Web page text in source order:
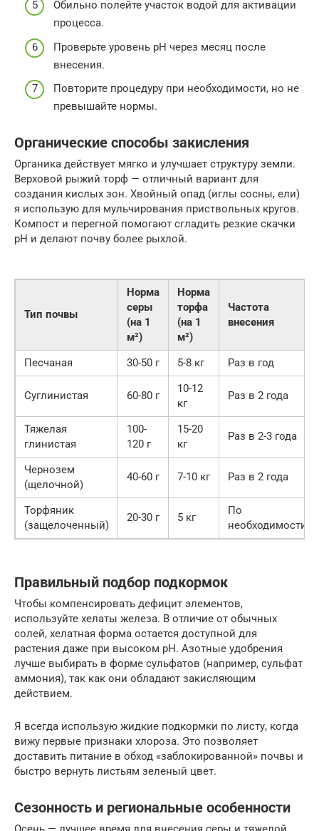
Обильно полейте участок водой для активации
процесса.
Проверьте уровень pH через месяц после
внесения.
Повторите процедуру при необходимости, но не
превышайте нормы.
Органические способы закисления
Органика действует мягко и улучшает структуру земли.
Верховой рыжий торф — отличный вариант для
создания кислых зон. Хвойный опад (иглы сосны, ели)
я использую для мульчирования приствольных кругов.
Компост и перегной помогают сгладить резкие скачки
pH и делают почву более рыхлой.
Тип почвы
Норма
серы
(на 1
м²)
Норма
торфа
(на 1
м²)
Частота
внесения
Песчаная 30-50 г 5-8 кг Раз в год
Суглинистая 60-80 г
10-12
кг
Раз в 2 года
Тяжелая
глинистая
100-
120 г
15-20
кг
Раз в 2-3 года
Чернозем
(щелочной)
40-60 г 7-10 кг Раз в 2 года
Торфяник
(защелоченный)
20-30 г 5 кг
По
необходимости
Правильный подбор подкормок
Чтобы компенсировать дефицит элементов,
используйте хелаты железа. В отличие от обычных
солей, хелатная форма остается доступной для
растения даже при высоком pH. Азотные удобрения
лучше выбирать в форме сульфатов (например, сульфат
аммония), так как они обладают закисляющим
действием.
Я всегда использую жидкие подкормки по листу, когда
вижу первые признаки хлороза. Это позволяет
доставить питание в обход «заблокированной» почвы и
быстро вернуть листьям зеленый цвет.
Сезонность и региональные особенности